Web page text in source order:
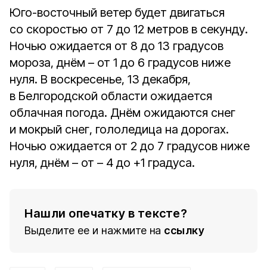
Юго-восточный ветер будет двигаться
со скоростью от 7 до 12 метров в секунду.
Ночью ожидается от 8 до 13 градусов
мороза, днём – от 1 до 6 градусов ниже
нуля. В воскресенье, 13 декабря,
в Белгородской области ожидается
облачная погода. Днём ожидаются снег
и мокрый снег, гололедица на дорогах.
Ночью ожидается от 2 до 7 градусов ниже
нуля, днём – от – 4 до +1 градуса.
Нашли опечатку в тексте?
Выделите ее и нажмите на ссылку